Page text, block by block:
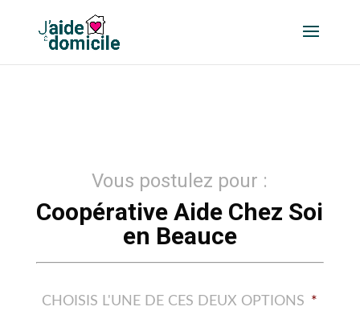
Vous postulez pour :
Coopérative Aide Chez Soi
en Beauce
CHOISIS L'UNE DE CES DEUX OPTIONS *